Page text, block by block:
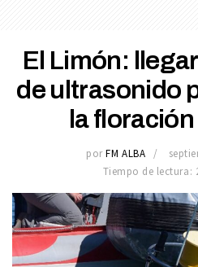
El Limón:
de ultrasonido
la
por FM ALBA
Tiempo de lectura: